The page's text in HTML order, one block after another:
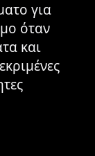
για
όταν
και